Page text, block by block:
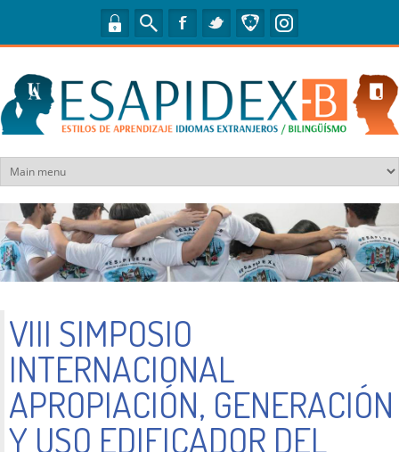
Pasar al contenido principal
VIII SIMPOSIO
INTERNACIONAL
APROPIACIÓN, GENERACIÓN
Y USO EDIFICADOR DEL